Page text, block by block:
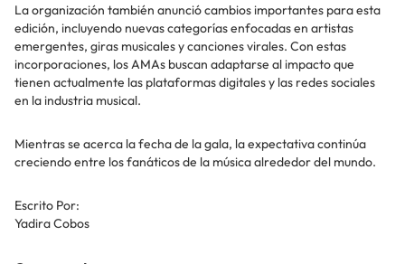
La organización también anunció cambios importantes para esta
edición, incluyendo nuevas categorías enfocadas en artistas
emergentes, giras musicales y canciones virales. Con estas
incorporaciones, los AMAs buscan adaptarse al impacto que
tienen actualmente las plataformas digitales y las redes sociales
en la industria musical.
Mientras se acerca la fecha de la gala, la expectativa continúa
creciendo entre los fanáticos de la música alrededor del mundo.
Escrito Por:
Yadira Cobos